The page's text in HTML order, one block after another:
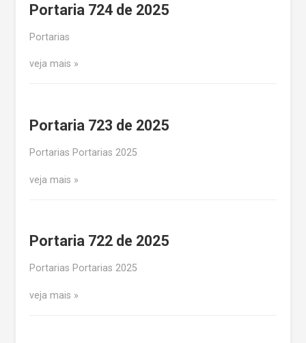
Portaria 724 de 2025
Portarias
veja mais
Portaria 723 de 2025
Portarias Portarias 2025
veja mais
Portaria 722 de 2025
Portarias Portarias 2025
veja mais